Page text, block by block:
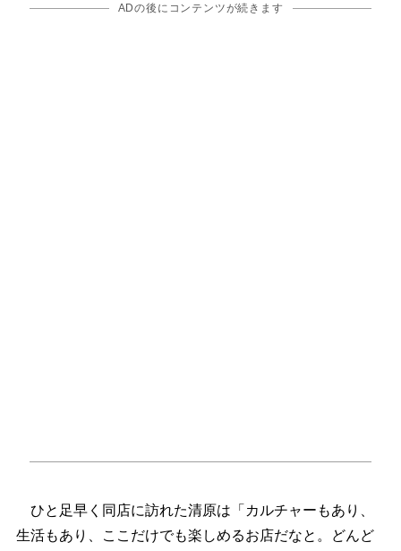
ADの後にコンテンツが続きます
ひと足早く同店に訪れた清原は「カルチャーもあり、
生活もあり、ここだけでも楽しめるお店だなと。どんど